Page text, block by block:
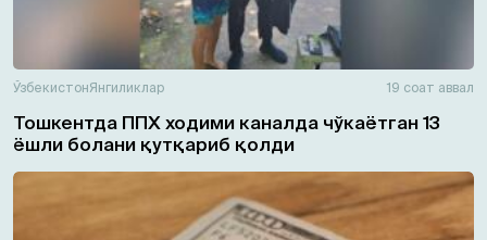
ЎзбекистонЯнгиликлар 19 соат аввал
Тошкентда ППХ ходими каналда чўкаётган 13
ёшли болани қутқариб қолди